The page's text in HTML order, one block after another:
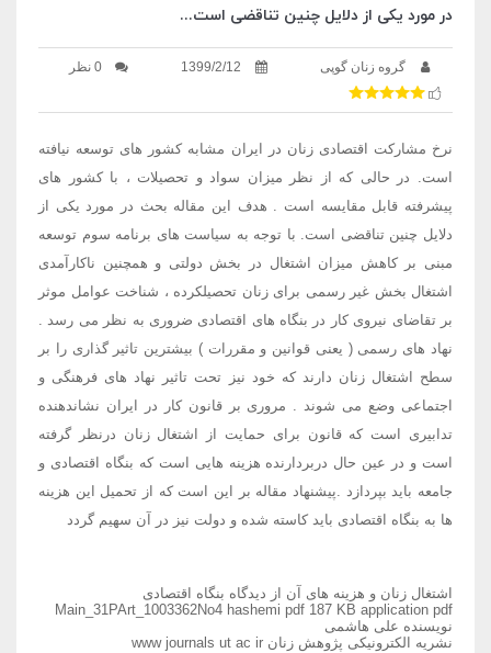
در مورد یکی از دلایل چنین تناقضی است...
گروه زنان گوپی 1399/2/12 0 نظر
نرخ مشارکت اقتصادی زنان در ایران مشابه کشور های توسعه نیافته
است. در حالی که از نظر میزان سواد و تحصیلات ، با کشور های
پیشرفته قابل مقایسه است . هدف این مقاله بحث در مورد یکی از
دلایل چنین تناقضی است. با توجه به سیاست های برنامه سوم توسعه
مبنی بر کاهش میزان اشتغال در بخش دولتی و همچنین ناکارآمدی
اشتغال بخش غیر رسمی برای زنان تحصیلکرده ، شناخت عوامل موثر
بر تقاضای نیروی کار در بنگاه های اقتصادی ضروری به نظر می رسد .
نهاد های رسمی ( یعنی قوانین و مقررات ) بیشترین تاثیر گذاری را بر
سطح اشتغال زنان دارند که خود نیز تحت تاثیر نهاد های فرهنگی و
اجتماعی وضع می شوند . مروری بر قانون کار در ایران نشاندهنده
تدابیری است که قانون برای حمایت از اشتغال زنان درنظر گرفته
است و در عین حال دربردارنده هزینه هایی است که بنگاه اقتصادی و
جامعه باید بپردازد .پیشنهاد مقاله بر این است که از تحمیل این هزینه
ها به بنگاه اقتصادی باید کاسته شده و دولت نیز در آن سهیم گردد
اشتغال زنان و هزینه های آن از دیدگاه بنگاه اقتصادی
Main_31PArt_1003362No4 hashemi pdf 187 KB application pdf
نویسنده علی هاشمی
نشریه الکترونیکی پژوهش زنان www journals ut ac ir